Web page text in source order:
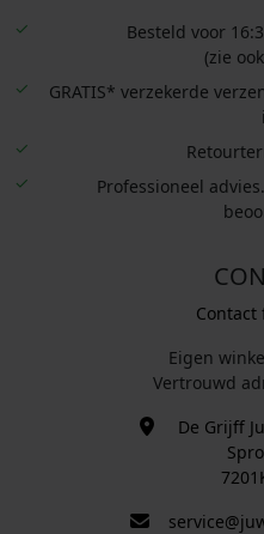
Besteld voor
(zie
GRATIS* verzekerde
Professioneel
Contact
Eigen
Vertrouwd
De Grijff